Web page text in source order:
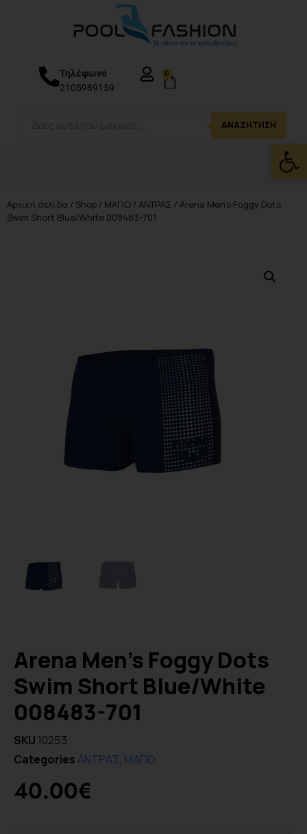
ΑΝΑΖΉΤΗΣΗ
Τηλέφωνο
2105989159
0
Αρχική σελίδα / Shop / ΜΑΓΙΟ / ΑΝΤΡΑΣ / Arena Men’s Foggy Dots
Swim Short Blue/White 008483-701
Arena Men’s Foggy Dots
Swim Short Blue/White
008483-701
SKU 10253
CategoriesΑΝΤΡΑΣ, ΜΑΓΙΟ
40.00€